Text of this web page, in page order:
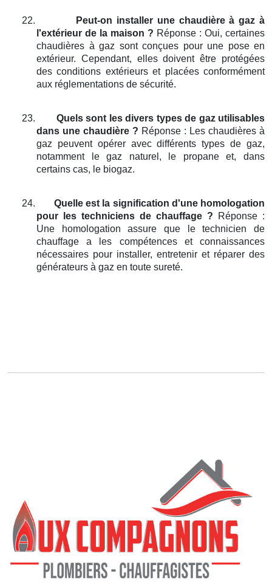
22.
Peut-on installer une chaudière à gaz à
l'extérieur de la maison ? Réponse : Oui, certaines
chaudières à gaz sont conçues pour une pose en
extérieur. Cependant, elles doivent être protégées
des conditions extérieurs et placées conformément
aux réglementations de sécurité.
23.
Quels sont les divers types de gaz utilisables
dans une chaudière ? Réponse : Les chaudières à
gaz peuvent opérer avec différents types de gaz,
notamment le gaz naturel, le propane et, dans
certains cas, le biogaz.
24.
Quelle est la signification d'une homologation
pour les techniciens de chauffage ? Réponse :
Une homologation assure que le technicien de
chauffage a les compétences et connaissances
nécessaires pour installer, entretenir et réparer des
générateurs à gaz en toute sureté.